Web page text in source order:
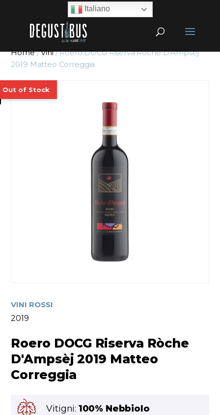
Home/Vini/ Roero DOCG Riserva Ròche D’Ampsèj
2019 Matteo Correggia
VINI ROSSI
2019
Roero DOCG Riserva Ròche
D'Ampsèj 2019 Matteo
Correggia
Vitigni: 100% Nebbiolo
Italiano